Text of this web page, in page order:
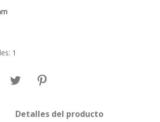
1
Detalles del producto